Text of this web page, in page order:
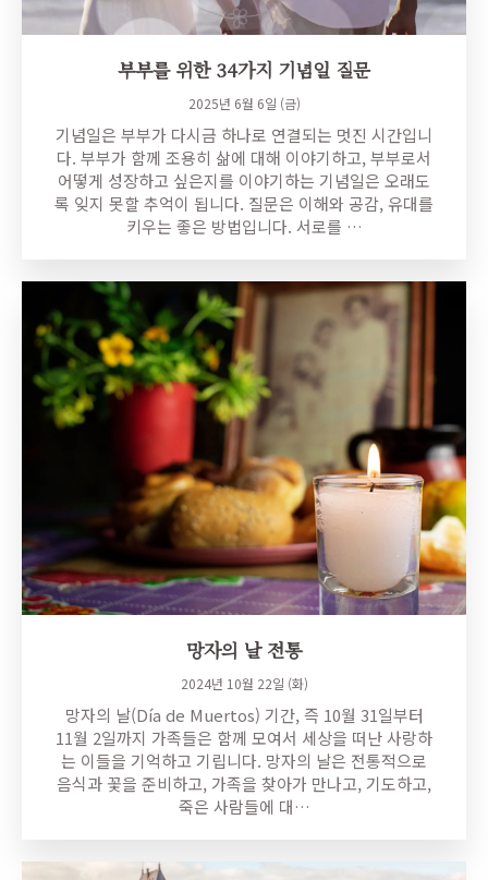
부부를 위한 34가지 기념일 질문
2025년 6월 6일 (금)
기념일은 부부가 다시금 하나로 연결되는 멋진 시간입니
다. 부부가 함께 조용히 삶에 대해 이야기하고, 부부로서
어떻게 성장하고 싶은지를 이야기하는 기념일은 오래도
록 잊지 못할 추억이 됩니다. 질문은 이해와 공감, 유대를
키우는 좋은 방법입니다. 서로를 …
망자의 날 전통
2024년 10월 22일 (화)
망자의 날(Día de Muertos) 기간, 즉 10월 31일부터
11월 2일까지 가족들은 함께 모여서 세상을 떠난 사랑하
는 이들을 기억하고 기립니다. 망자의 날은 전통적으로
음식과 꽃을 준비하고, 가족을 찾아가 만나고, 기도하고,
죽은 사람들에 대…